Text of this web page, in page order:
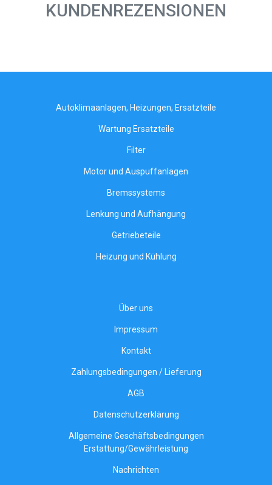
KUNDENREZENSIONEN
Autoklimaanlagen, Heizungen, Ersatzteile
Wartung Ersatzteile
Filter
Motor und Auspuffanlagen
Bremssystems
Lenkung und Aufhängung
Getriebeteile
Heizung und Kühlung
Über uns
Impressum
Kontakt
Zahlungsbedingungen / Lieferung
AGB
Datenschutzerklärung
Allgemeine Geschäftsbedingungen
Erstattung/Gewährleistung
Nachrichten